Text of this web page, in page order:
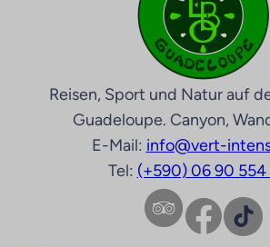
Reisen, Sport und Natur auf
Guadeloupe. Canyon,
E-Mail: info@vert-
Tel: (+590) 06 90
Facebook TikTok